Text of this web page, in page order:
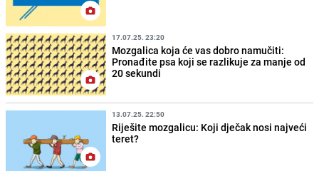
17.07.25. 23:20
Mozgalica koja će vas dobro namučiti:
Pronađite psa koji se razlikuje za manje od
20 sekundi
13.07.25. 22:50
Riješite mozgalicu: Koji dječak nosi najveći
teret?